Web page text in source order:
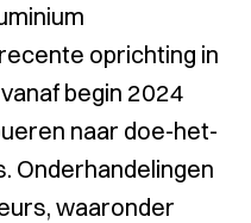
oprichting in
begin 2024
naar doe-het-
Onderhandelingen
waaronder